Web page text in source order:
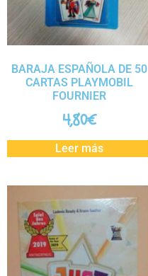
BARAJA ESPAÑOLA DE 50
CARTAS PLAYMOBIL
FOURNIER
4,80€
Leer más